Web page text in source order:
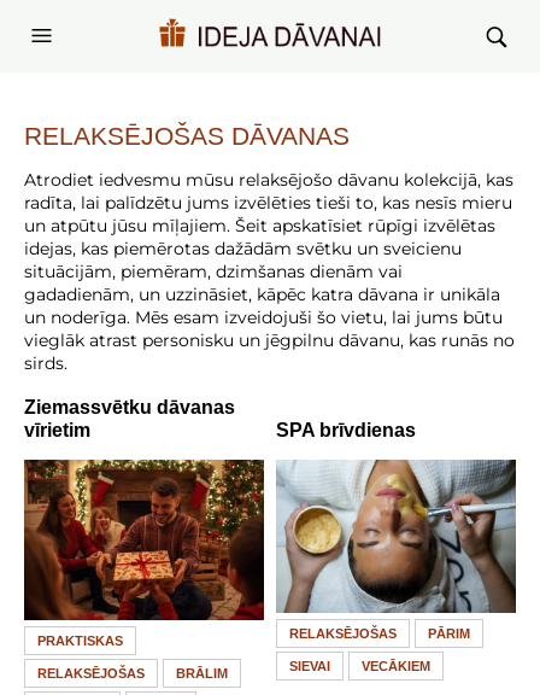
RELAKSĒJOŠAS DĀVANAS
Atrodiet iedvesmu mūsu relaksējošo dāvanu kolekcijā, kas
radīta, lai palīdzētu jums izvēlēties tieši to, kas nesīs mieru
un atpūtu jūsu mīļajiem. Šeit apskatīsiet rūpīgi izvēlētas
idejas, kas piemērotas dažādām svētku un sveicienu
situācijām, piemēram, dzimšanas dienām vai
gadadienām, un uzzināsiet, kāpēc katra dāvana ir unikāla
un noderīga. Mēs esam izveidojuši šo vietu, lai jums būtu
vieglāk atrast personisku un jēgpilnu dāvanu, kas runās no
sirds.
Ziemassvētku dāvanas
vīrietim
PRAKTISKAS
RELAKSĒJOŠAS BRĀLIM
SPA brīvdienas
RELAKSĒJOŠAS PĀRIM
SIEVAI VECĀKIEM